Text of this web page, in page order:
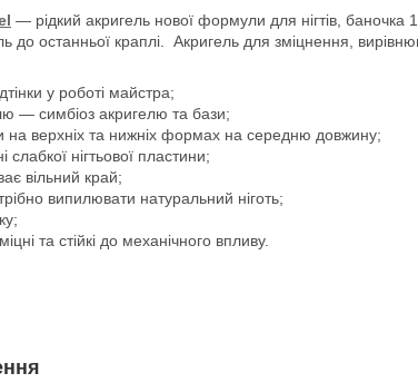
— рідкий акригель нової формули для нігтів, баночка
до останньої краплі. Акригель для зміцнення,
у роботі майстра;
— симбіоз акригелю та бази;
на верхніх та нижніх формах на середню довжину;
нігтьової пластини;
вільний край;
випилювати натуральний ніготь;
та стійкі до механічного впливу.